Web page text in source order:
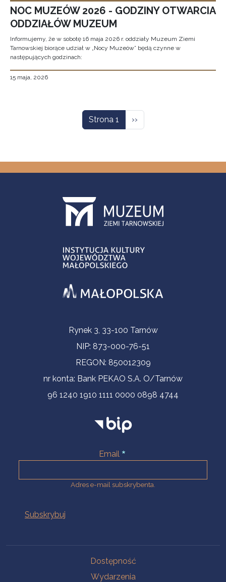
NOC MUZEÓW 2026 - GODZINY OTWARCIA
ODDZIAŁÓW MUZEUM
Informujemy, że w sobotę 16 maja 2026 r. oddziały Muzeum Ziemi
Tarnowskiej biorące udział w „Nocy Muzeów” będą czynne w
następujących godzinach:
15 maja, 2026
Strona 1 Następna strona
››
Informacje kontaktoweRynek 3, 33-100 Tarnów
NIP: 873-000-76-51
REGON: 850012309
nr konta: Bank PEKAO S.A. O/Tarnów
96 1240 1910 1111 0000 0898 4744
Email
Adres e-mail subskrybenta.
Dostępność
Wydarzenia